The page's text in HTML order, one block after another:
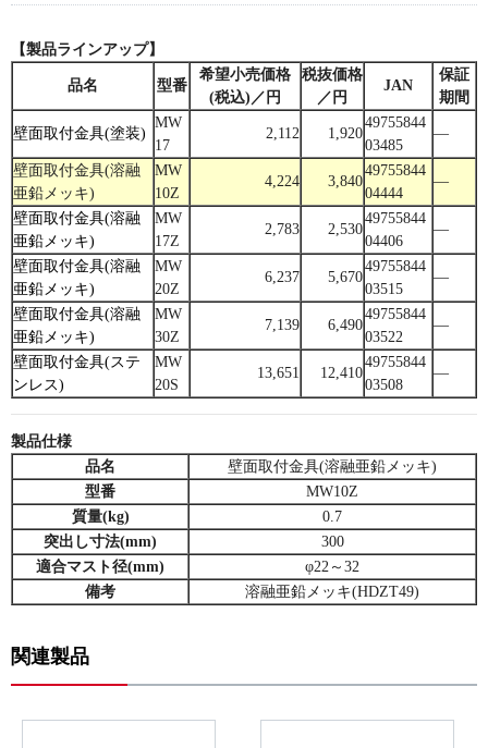
【製品ラインアップ】
品名 型番
希望小売価格
(税込)／円
税抜価格
／円
JAN
保証
期間
壁面取付金具(塗装)
MW
17
2,112 1,920
49755844
03485
―
壁面取付金具(溶融
亜鉛メッキ)
MW
10Z
4,224 3,840
49755844
04444
―
壁面取付金具(溶融
亜鉛メッキ)
MW
17Z
2,783 2,530
49755844
04406
―
壁面取付金具(溶融
亜鉛メッキ)
MW
20Z
6,237 5,670
49755844
03515
―
壁面取付金具(溶融
亜鉛メッキ)
MW
30Z
7,139 6,490
49755844
03522
―
壁面取付金具(ステ
ンレス)
MW
20S
13,651 12,410
49755844
03508
―
製品仕様
品名
壁面取付金具(溶融亜鉛メッキ)
型番
MW10Z
質量(kg)
0.7
突出し寸法(mm)
300
適合マスト径(mm)
φ22～32
備考
溶融亜鉛メッキ(HDZT49)
関連製品